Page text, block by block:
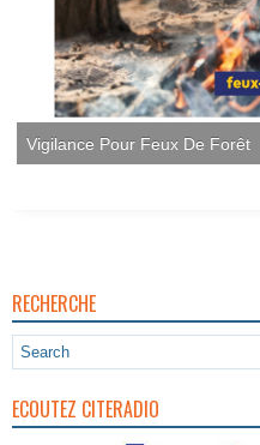
Vigilance Pour Feux De Forêt
RECHERCHE
ECOUTEZ CITERADIO